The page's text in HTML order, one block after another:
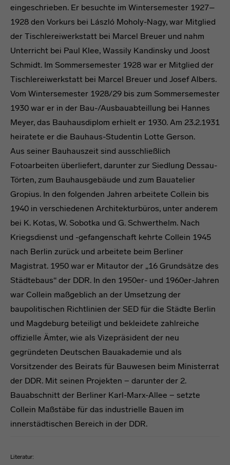
eingeschrieben. Er besuchte im Wintersemester 1927–
1928 den Vorkurs bei László Moholy-Nagy, war Mitglied
der Tischlereiwerkstatt bei Marcel Breuer und nahm
Unterricht bei Paul Klee, Wassily Kandinsky und Joost
Schmidt. Im Sommersemester 1928 war er Mitglied der
Tischlereiwerkstatt bei Marcel Breuer und Josef Albers.
Vom Wintersemester 1928/29 bis zum Sommersemester
1930 war er in der Bau-/Ausbauabteillung bei Hannes
Meyer, das Bauhausdiplom erhielt er 1930. Am 23.2.1931
heiratete er die Bauhaus-Studentin Lotte Gerson.
Aus seiner Bauhauszeit sind ausschließlich
Fotoarbeiten überliefert, darunter zur Siedlung Dessau-
Törten, zum Bauhausgebäude und zum Bauatelier
Gropius. In den folgenden Jahren arbeitete Collein bis
1940 in verschiedenen Architekturbüros, unter anderem
bei K. Kotas, W. Sobotka und G. Schwerthelm. Nach
Kriegsdienst und -gefangenschaft kehrte Collein 1945
nach Berlin zurück und arbeitete beim Berliner
Magistrat. 1950 war er Mitautor der „16 Grundsätze des
Städtebaus“ der DDR. In den 1950er- und 1960er-Jahren
war Collein maßgeblich an der Umsetzung der
baupolitischen Richtlinien der SED für die Städte Berlin
und Magdeburg beteiligt und bekleidete zahlreiche
offizielle Ämter, wie als Vizepräsident der neu
gegründeten Deutschen Bauakademie und als
Vorsitzender des Beirats für Bauwesen beim Ministerrat
der DDR. Mit seinen Projekten − darunter der 2.
Bauabschnitt der Berliner Karl-Marx-Allee − setzte
Collein Maßstäbe für das industrielle Bauen im
innerstädtischen Bereich in der DDR.
Literatur: